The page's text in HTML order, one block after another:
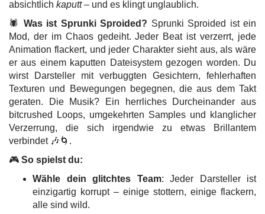
absichtlich kaputt– und es klingt unglaublich.
🕷️ Was ist Sprunki Sproided? Sprunki Sproided ist ein
Mod, der im Chaos gedeiht. Jeder Beat ist verzerrt, jede
Animation flackert, und jeder Charakter sieht aus, als wäre
er aus einem kaputten Dateisystem gezogen worden. Du
wirst Darsteller mit verbuggten Gesichtern, fehlerhaften
Texturen und Bewegungen begegnen, die aus dem Takt
geraten. Die Musik? Ein herrliches Durcheinander aus
bitcrushed Loops, umgekehrten Samples und klanglicher
Verzerrung, die sich irgendwie zu etwas Brillantem
verbindet 🎶🌀.
🎮 So spielst du:
Wähle dein glitchtes Team: Jeder Darsteller ist
einzigartig korrupt – einige stottern, einige flackern,
alle sind wild.